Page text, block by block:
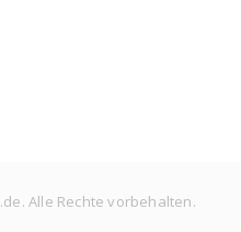
Alle Rechte vorbehalten.